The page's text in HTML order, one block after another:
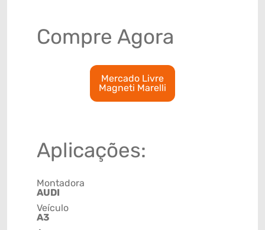
Compre Agora
Mercado Livre
Magneti Marelli
Aplicações:
Montadora
AUDI
Veículo
A3